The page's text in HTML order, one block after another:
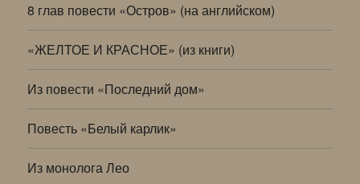
8 глав повести «Остров» (на английском)
«ЖЕЛТОЕ И КРАСНОЕ» (из книги)
Из повести «Последний дом»
Повесть «Белый карлик»
Из монолога Лео